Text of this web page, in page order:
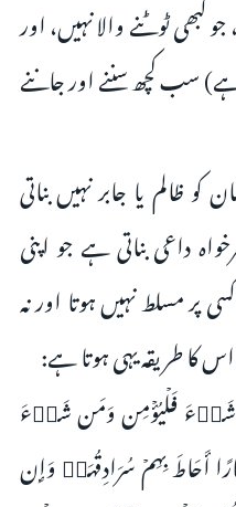
کبھی ٹوٹنے والا نہیں، اور
سب کچھ سننے اور جاننے
ظالم یا جابر نہیں بناتی
داعی بناتی ہے جو اپنی
پر مسلط نہیں ہوتا اور نہ
کا طریقہ یہی ہوتا ہے:
فَلۡیُؤۡمِن وَمَن شَاۤءَ
أَحَاطَ بِهِمۡ سُرَادِقُهَاۚ وَإِن